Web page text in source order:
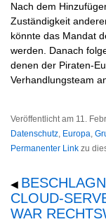
Nach dem
Zuständigkeit
könnte das Mandat
werden. Danach
denen der Piraten-
Verhandlungsteam
Veröffentlicht am 11.
Datenschutz, Europa,
Permanenter Link zu
◀
CLOUD-
WAR